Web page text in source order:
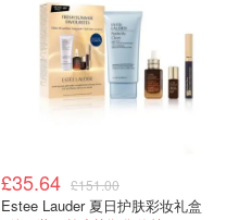
£35.64 £151.00
Estee Lauder 夏日护肤彩妆礼盒